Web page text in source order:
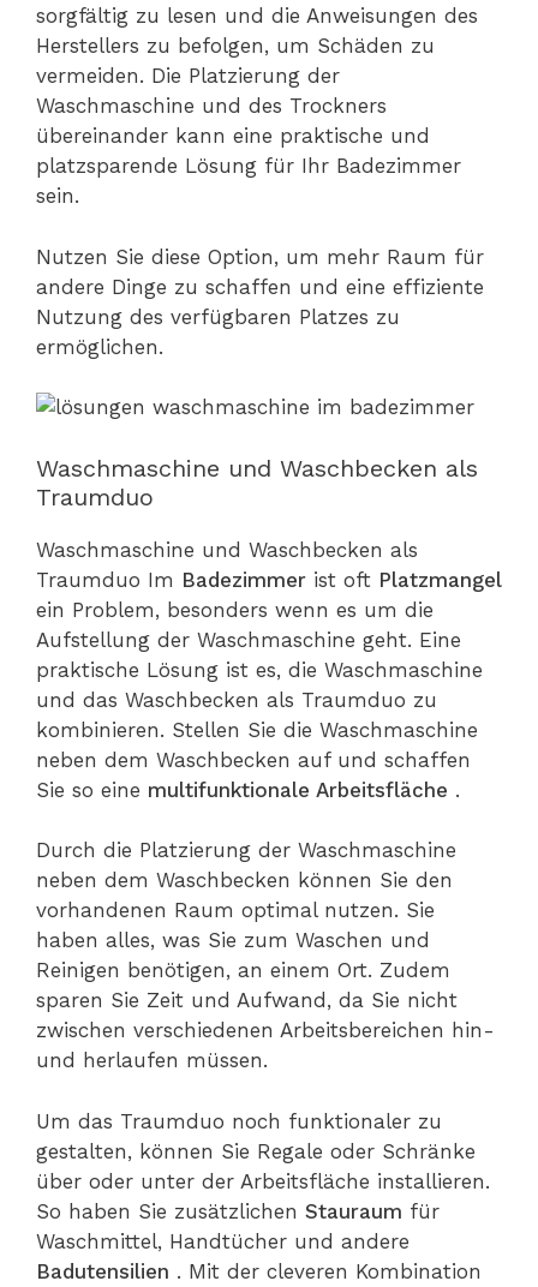
sorgfältig zu lesen und die Anweisungen des
Herstellers zu befolgen, um Schäden zu
vermeiden. Die Platzierung der
Waschmaschine und des Trockners
übereinander kann eine praktische und
platzsparende Lösung für Ihr Badezimmer
sein.
Nutzen Sie diese Option, um mehr Raum für
andere Dinge zu schaffen und eine effiziente
Nutzung des verfügbaren Platzes zu
ermöglichen.
Waschmaschine und Waschbecken als
Traumduo
Waschmaschine und Waschbecken als
Traumduo Im Badezimmer ist oft Platzmangel
ein Problem, besonders wenn es um die
Aufstellung der Waschmaschine geht. Eine
praktische Lösung ist es, die Waschmaschine
und das Waschbecken als Traumduo zu
kombinieren. Stellen Sie die Waschmaschine
neben dem Waschbecken auf und schaffen
Sie so eine multifunktionale Arbeitsfläche .
Durch die Platzierung der Waschmaschine
neben dem Waschbecken können Sie den
vorhandenen Raum optimal nutzen. Sie
haben alles, was Sie zum Waschen und
Reinigen benötigen, an einem Ort. Zudem
sparen Sie Zeit und Aufwand, da Sie nicht
zwischen verschiedenen Arbeitsbereichen hin-
und herlaufen müssen.
Um das Traumduo noch funktionaler zu
gestalten, können Sie Regale oder Schränke
über oder unter der Arbeitsfläche installieren.
So haben Sie zusätzlichen Stauraum für
Waschmittel, Handtücher und andere
Badutensilien . Mit der cleveren Kombination